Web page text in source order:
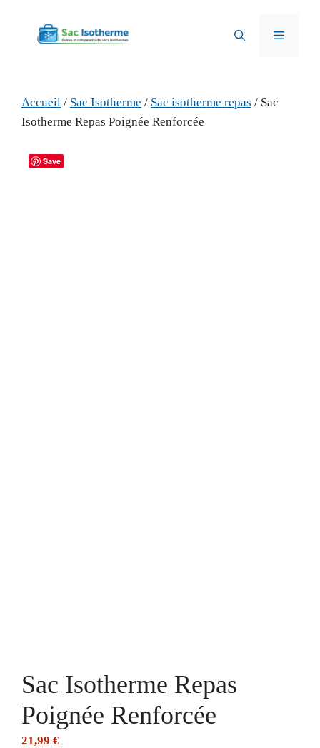
contenu
Menu
Accueil / Sac Isotherme / Sac isotherme repas / Sac
Isotherme Repas Poignée Renforcée
Save
Sac Isotherme Repas
Poignée Renforcée
21,99 €